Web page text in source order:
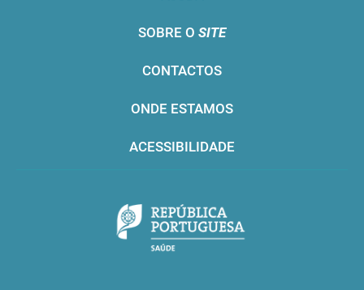
SOBRE O SITE
CONTACTOS
ONDE ESTAMOS
ACESSIBILIDADE